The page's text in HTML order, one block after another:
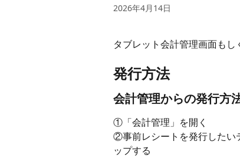
2026年4月14日
タブレット会計管理画面もし
発行方法
会計管理からの発行方
①「会計管理」を開く
②事前レシートを発行したい
ップする